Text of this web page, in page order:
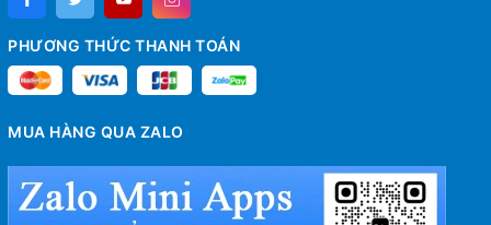
PHƯƠNG THỨC THANH TOÁN
MUA HÀNG QUA ZALO